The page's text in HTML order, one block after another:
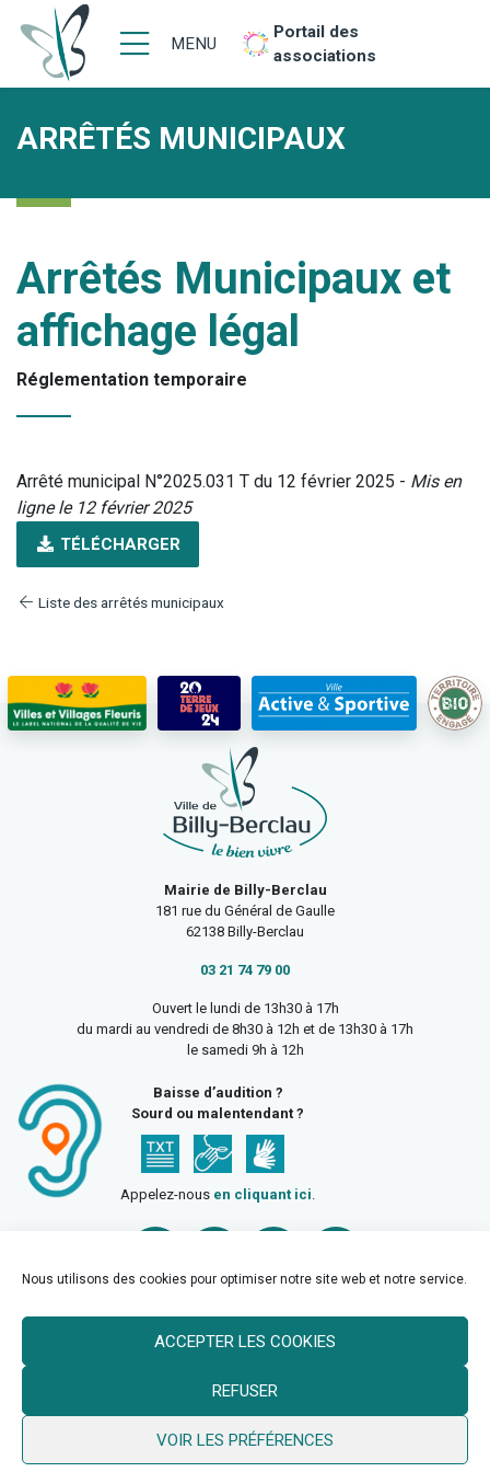
Nous utilisons des cookies pour optimiser notre site web et notre service.
ACCEPTER LES COOKIES
REFUSER
VOIR LES PRÉFÉRENCES
MENU
Portail des
associations
ARRÊTÉS MUNICIPAUX
Arrêtés Municipaux et
affichage légal
Réglementation temporaire
Arrêté municipal N°2025.031 T du 12 février 2025 - Mis en
ligne le 12 février 2025
TÉLÉCHARGER
Liste des arrêtés municipaux
Mairie de Billy-Berclau
181 rue du Général de Gaulle
62138 Billy-Berclau
03 21 74 79 00
Ouvert le lundi de 13h30 à 17h
du mardi au vendredi de 8h30 à 12h et de 13h30 à 17h
le samedi 9h à 12h
Baisse d’audition ?
Sourd ou malentendant ?
Appelez-nous en cliquant ici.
© 2026 Ville de Billy Berclau —neoweb.fr